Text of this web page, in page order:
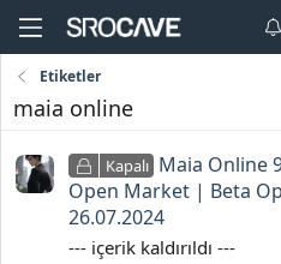
Etiketler
maia online
Kapalı Maia Online
Open Market | Beta
26.07.2024
--- içerik kaldırıldı ---